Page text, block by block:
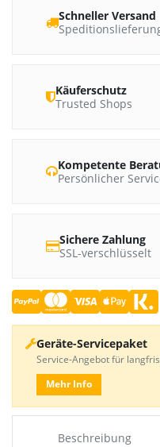
Beschreibung
Schneller Versand
Käuferschutz
Trusted Shops
Kompetente
Persönlicher
Sichere Zahlung
SSL-verschlüsselt
Geräte-Servicepaket
Service-Angebot für
Mehr Info